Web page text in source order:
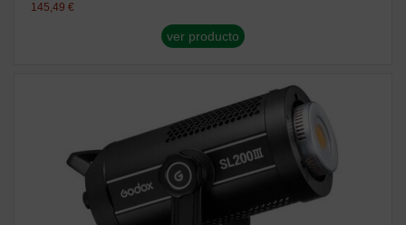
145,49 €
ver producto